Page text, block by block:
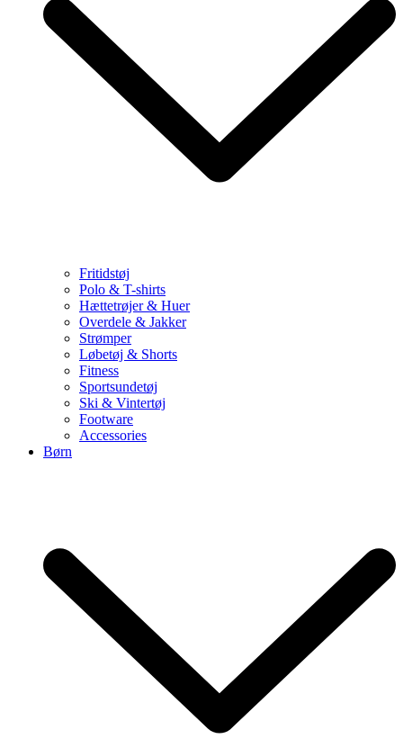
Fritidstøj
Polo & T-shirts
Hættetrøjer & Huer
Overdele & Jakker
Strømper
Løbetøj & Shorts
Fitness
Sportsundetøj
Ski & Vintertøj
Footware
Accessories
Børn